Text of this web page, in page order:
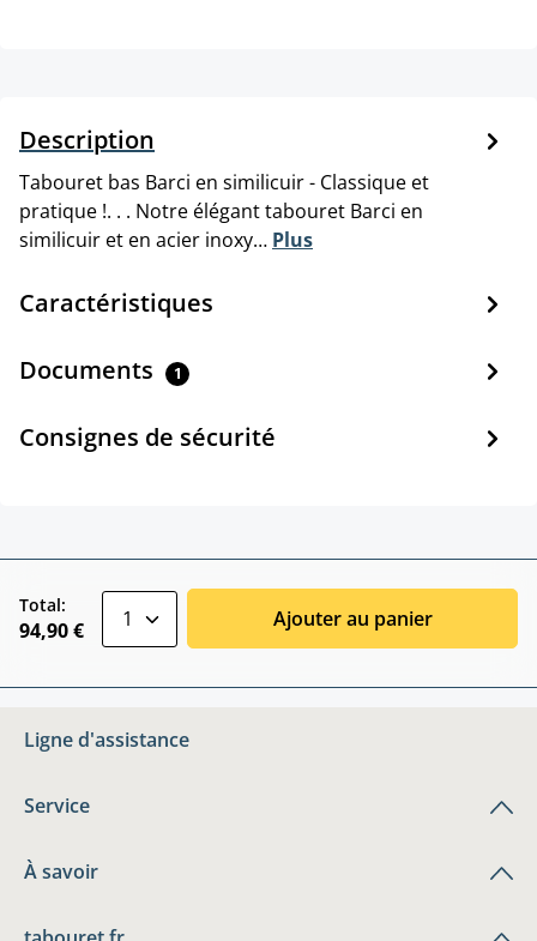
Description
Tabouret bas Barci en similicuir - Classique et
pratique !. . . Notre élégant tabouret Barci en
similicuir et en acier inoxy… Plus
Caractéristiques
Documents 1
Consignes de sécurité
Total:
94,90 € Ajouter au panier
Ligne d'assistance
Service
À savoir